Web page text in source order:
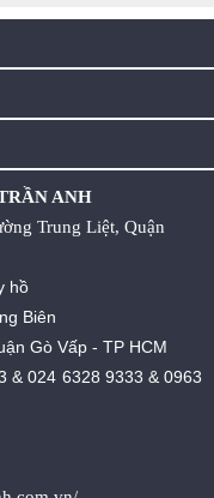
ANH
Trung Liệt, Quận
hồ
Biên
Gò Vấp - TP HCM
&024 6328 9333 &0963